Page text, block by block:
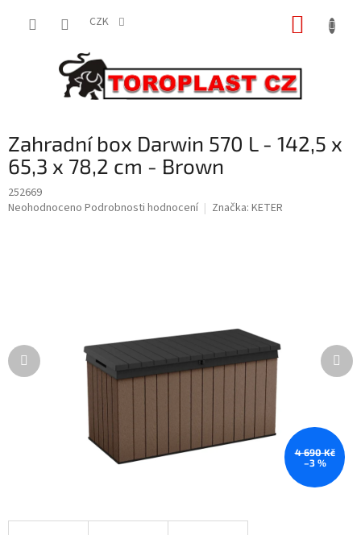
CZK
Zahradní box Darwin 570 L - 142,5 x
65,3 x 78,2 cm - Brown
252669
Průměrné
Neohodnoceno Podrobnosti hodnocení Značka: KETER
4 690 Kč
–3 %